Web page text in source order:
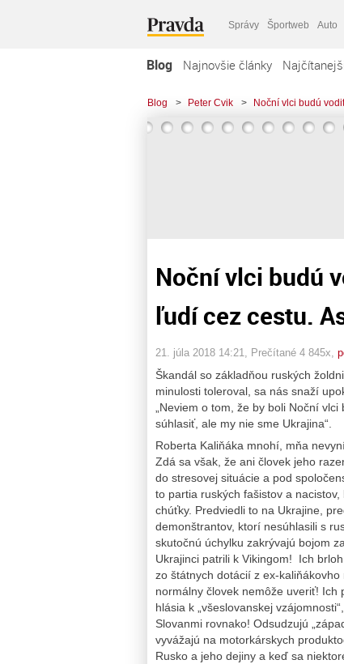
Správy Športweb Auto
Blog Najnovšie články
Blog > Peter Cvik > Noční vlci budú
Noční vlci budú
ľudí cez cestu.
21. júla 2018 14:21 , Prečítané 4 845x,
Škandál so základňou ruských
minulosti toleroval, sa nás snaží
„Neviem o tom, že by boli Noční
súhlasiť, ale my nie sme Ukrajina“.
Roberta Kaliňáka mnohí, mňa
Zdá sa však, že ani človek jeho
do stresovej situácie a pod
to partia ruských fašistov a
chúťky. Predviedli to na Ukrajine,
demonštrantov, ktorí nesúhlasili s
skutočnú úchylku zakrývajú bojom
Ukrajinci patrili k Vikingom! Ich
zo štátnych dotácií z ex-
normálny človek nemôže uveriť!
hlásia k „všeslovanskej
Slovanmi rovnako! Odsudzujú
vyvážajú na motorkárskych
Rusko a jeho dejiny a keď sa